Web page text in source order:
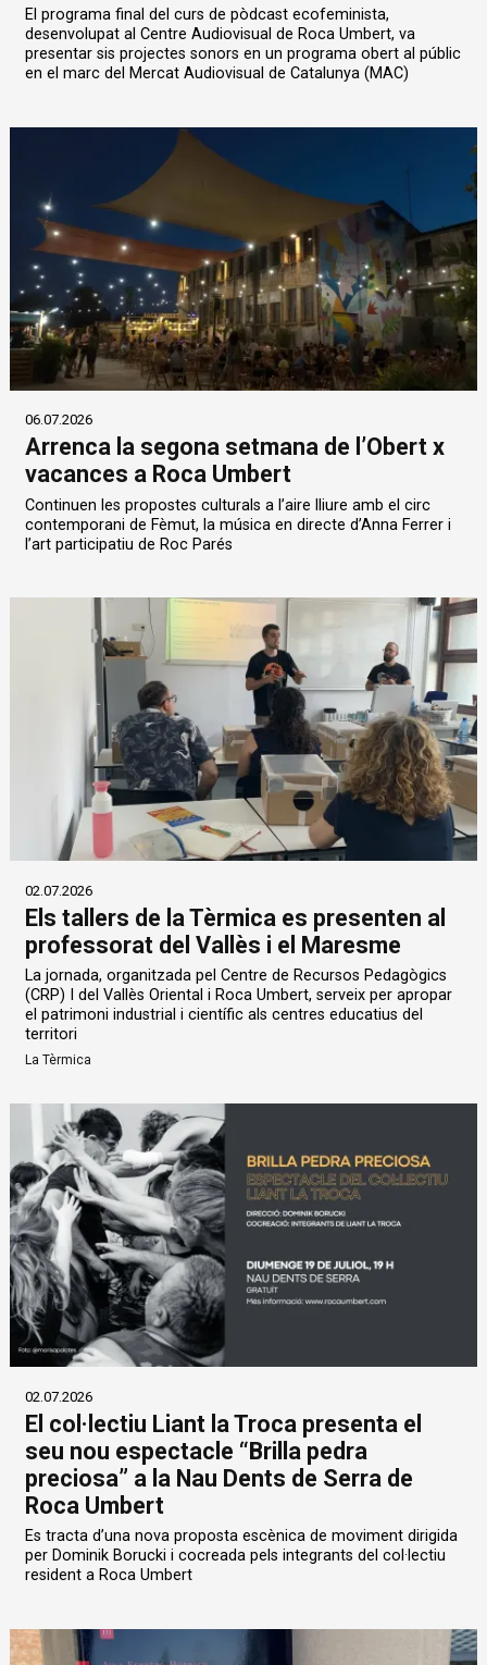
El programa final del curs de pòdcast ecofeminista,
desenvolupat al Centre Audiovisual de Roca Umbert, va
presentar sis projectes sonors en un programa obert al públic
en el marc del Mercat Audiovisual de Catalunya (MAC)
06.07.2026
Arrenca la segona setmana de l’Obert x
vacances a Roca Umbert
Continuen les propostes culturals a l’aire lliure amb el circ
contemporani de Fèmut, la música en directe d’Anna Ferrer i
l’art participatiu de Roc Parés
02.07.2026
Els tallers de la Tèrmica es presenten al
professorat del Vallès i el Maresme
La jornada, organitzada pel Centre de Recursos Pedagògics
(CRP) I del Vallès Oriental i Roca Umbert, serveix per apropar
el patrimoni industrial i científic als centres educatius del
territori
La Tèrmica
02.07.2026
El col·lectiu Liant la Troca presenta el
seu nou espectacle “Brilla pedra
preciosa” a la Nau Dents de Serra de
Roca Umbert
Es tracta d’una nova proposta escènica de moviment dirigida
per Dominik Borucki i cocreada pels integrants del col·lectiu
resident a Roca Umbert